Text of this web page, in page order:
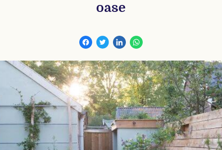
oase